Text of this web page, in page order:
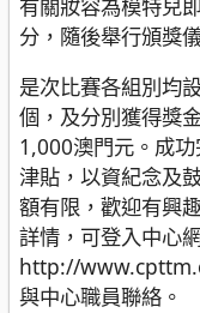
有關妝容為模特兒
分，隨後舉行頒獎
是次比賽各組別均
個，及分別獲得獎
1,000澳門元。成
津貼，以資紀念及
額有限，歡迎有興
詳情，可登入中心
http://
與中心職員聯絡。